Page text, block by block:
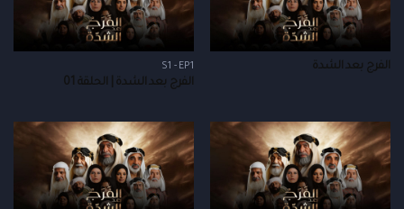
الفرج بعد الشدة S1 - EP1
الفرج بعد الشدة | الحلقة 01